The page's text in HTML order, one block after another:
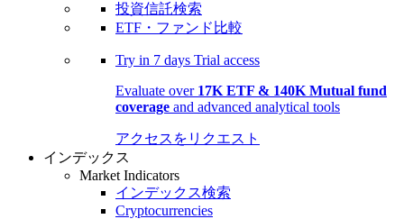
投資信託検索
ETF・ファンド比較
Try in 7 days Trial access
Evaluate over 17K ETF & 140K Mutual fund
coverage and advanced analytical tools
アクセスをリクエスト
インデックス
Market Indicators
インデックス検索
Cryptocurrencies